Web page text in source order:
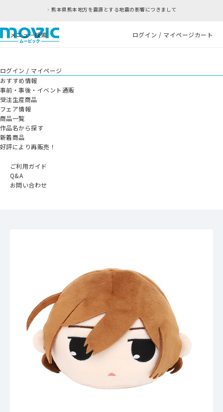
熊本県熊本地方を震源とする地震の影響につきまして
メニュー検索 ログイン / マイページカート
ログイン / マイページ
おすすめ情報
事前・事後・イベント通販
受注生産商品
フェア情報
商品一覧
作品名から探す
新着商品
好評により再販売！
ご利用ガイド
Q&A
お問い合わせ